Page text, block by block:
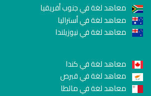
معاهد لغة في جنوب أفريقيا
معاهد لغة في أستراليا
معاهد لغة في نيوزيلندا
معاهد لغة في كندا
معاهد لغة في قبرص
معاهد لغة في مالطا